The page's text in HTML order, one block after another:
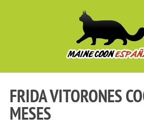
FRIDA VITORONES
MESES